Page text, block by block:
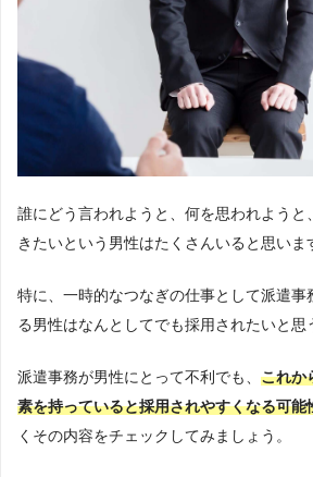
誰にどう言われようと、何を思われようと
きたいという男性はたくさんいると思いま
特に、一時的なつなぎの仕事として派遣事
る男性はなんとしてでも採用されたいと思
派遣事務が男性にとって不利でも、 これか
素を持っていると採用されやすくなる可能
くその内容をチェックしてみましょう。